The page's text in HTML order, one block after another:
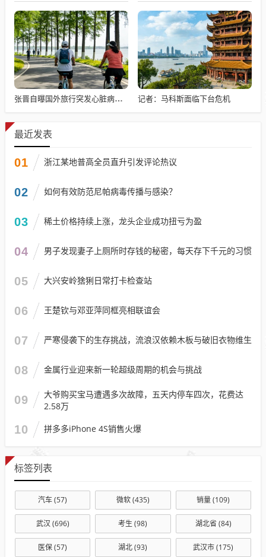
张晋自曝国外旅行突发心脏病险丧命 记者：马科斯面临下台危机
最近发表
01 浙江某地普高全员直升引发评论热议
02 如何有效防范尼帕病毒传播与感染？
03 稀土价格持续上涨，龙头企业成功扭亏为盈
04 男子发现妻子上厕所时存钱的秘密，每天存下千元的习惯
05 大兴安岭猞猁日常打卡检查站
06 王楚钦与邓亚萍同框亮相联谊会
07 严寒侵袭下的生存挑战，流浪汉依赖木板与破旧衣物维生
08 金属行业迎来新一轮超级周期的机会与挑战
09
大爷购买宝马遭遇多次故障，五天内停车四次，花费达
2.58万
10 拼多多iPhone 4S销售火爆
标签列表
汽车(57) 微软(435) 销量(109)
武汉 (696) 考生 (98) 湖北省 (84)
医保(57) 湖北(93) 武汉市(175)